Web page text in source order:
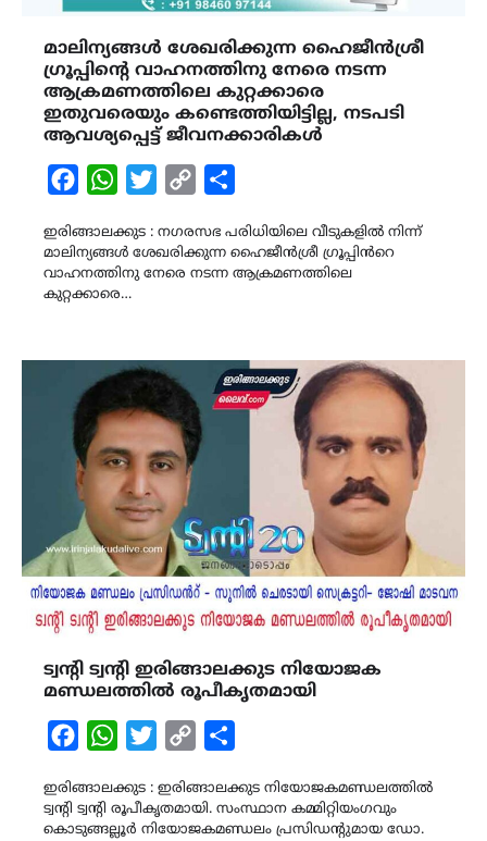
മാലിന്യങ്ങൾ ശേഖരിക്കുന്ന ഹൈജീൻശ്രീ
ഗ്രൂപ്പിന്‍റെ വാഹനത്തിനു നേരെ നടന്ന
ആക്രമണത്തിലെ കുറ്റക്കാരെ
ഇതുവരെയും കണ്ടെത്തിയിട്ടില്ല, നടപടി
ആവശ്യപ്പെട്ട് ജീവനക്കാരികൾ
FacebookWhatsAppTwitterCopy
ഇരിങ്ങാലക്കുട : നഗരസഭ പരിധിയിലെ വീടുകളിൽ നിന്ന്
മാലിന്യങ്ങൾ ശേഖരിക്കുന്ന ഹൈജീൻശ്രീ ഗ്രൂപ്പിൻറെ
വാഹനത്തിനു നേരെ നടന്ന ആക്രമണത്തിലെ
കുറ്റക്കാരെ…
ട്വന്റി ട്വന്റി ഇരിങ്ങാലക്കുട നിയോജക
മണ്ഡലത്തില്‍ രൂപീകൃതമായി
FacebookWhatsAppTwitterCopy
ഇരിങ്ങാലക്കുട : ഇരിങ്ങാലക്കുട നിയോജകമണ്ഡലത്തില്‍
ട്വന്റി ട്വന്റി രൂപീകൃതമായി. സംസ്ഥാന കമ്മിറ്റിയംഗവും
കൊടുങ്ങല്ലൂര്‍ നിയോജകമണ്ഡലം പ്രസിഡന്റുമായ ഡോ.